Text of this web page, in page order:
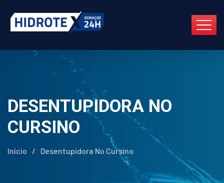
DESENTUPIDORA NO
CURSINO
Início / Desentupidora No Cursino